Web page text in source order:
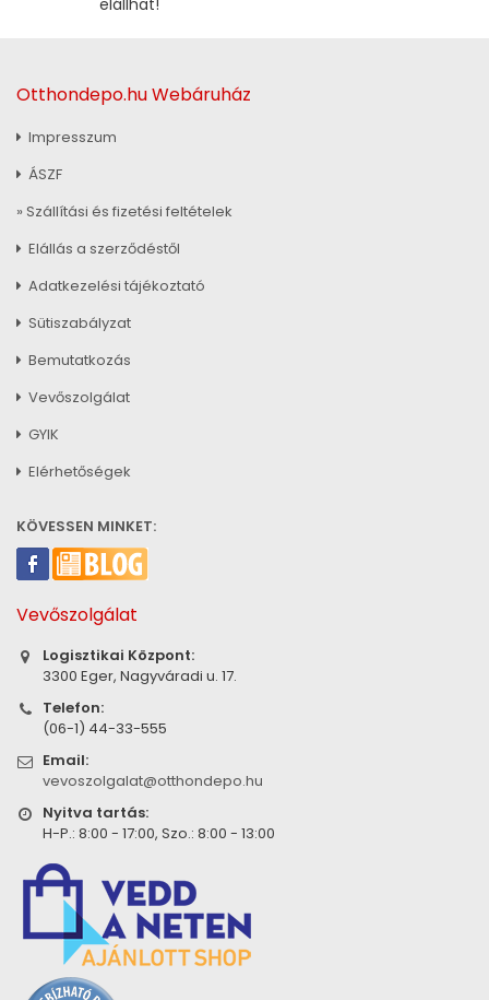
Otthondepo.hu Webáruház
Impresszum
ÁSZF
» Szállítási és fizetési feltételek
Elállás a szerződéstől
Adatkezelési tájékoztató
Sütiszabályzat
Bemutatkozás
Vevőszolgálat
GYIK
Elérhetőségek
KÖVESSEN MINKET:
Vevőszolgálat
Logisztikai Központ:
3300 Eger, Nagyváradi u. 17.
Telefon:
(06-1) 44-33-555
Email:
vevoszolgalat@otthondepo.hu
Nyitva tartás:
H-P.: 8:00 - 17:00, Szo.: 8:00 - 13:00